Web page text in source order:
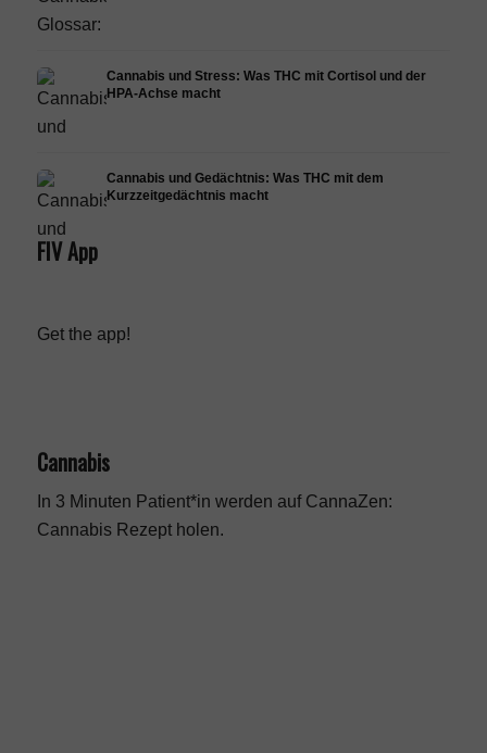
Cannabis und Stress: Was THC mit Cortisol und der
HPA-Achse macht
Cannabis und Gedächtnis: Was THC mit dem
Kurzzeitgedächtnis macht
FIV App
Get the app!
Cannabis
In 3 Minuten Patient*in werden auf CannaZen:
Cannabis Rezeptholen.